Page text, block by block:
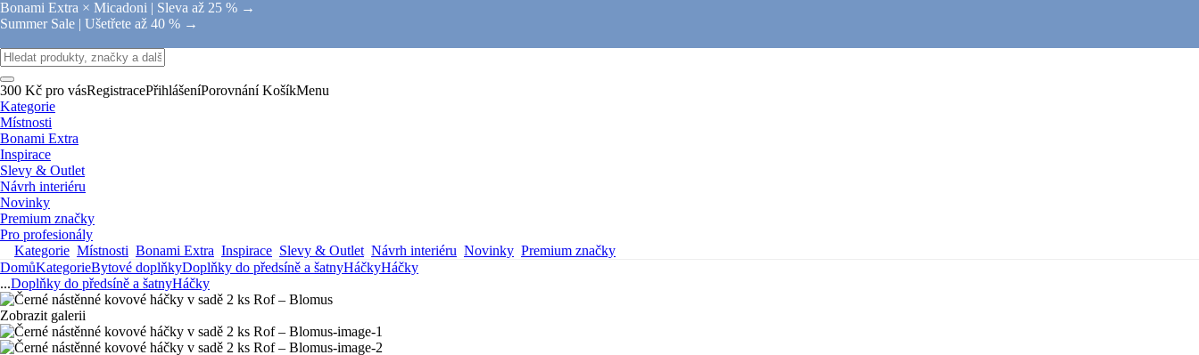
Bonami Extra × Micadoni | Sleva až 25 % →
Summer Sale | Ušetřete až 40 % →
300 Kč pro vásRegistracePřihlášeníPorovnání KošíkMenu
Kategorie
Místnosti
Bonami Extra
Inspirace
Slevy & Outlet
Návrh interiéru
Novinky
Premium značky
Pro profesionály
Kategorie Místnosti Bonami Extra Inspirace Slevy & Outlet Návrh interiéru Novinky Premium značky
DomůKategorieBytové doplňkyDoplňky do předsíně a šatnyHáčkyHáčky
...Doplňky do předsíně a šatnyHáčky
Zobrazit galerii